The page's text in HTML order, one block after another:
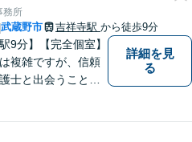
務所
|武蔵野市 吉祥寺駅 から徒歩9分
9分】【完全個室】
複雑ですが、信頼
士と出会うことで
詳細を見
る